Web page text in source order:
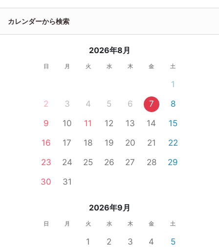
カレンダーから検索
2026年8月
日 月 火 水 木 金 土
1
2
3 4 5 6 7
8
9
10 11 12 13 14
15
16
17 18 19 20 21
22
23
24 25 26 27 28
29
30
31
2026年9月
日 月 火 水 木 金 土
1 2 3 4 5